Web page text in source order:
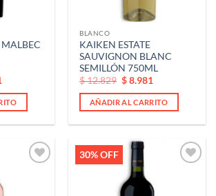
MALBEC
BLANCO
KAIKEN ESTATE
SAUVIGNON BLANC
SEMILLÓN 750ML
El
precio
original
era:
$12.829 El
actual
es:
$8.981
AÑADIR AL CARRITO
30% OFF